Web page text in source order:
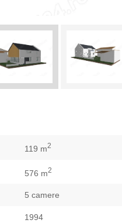
119 m2
576 m2
5 camere
1994